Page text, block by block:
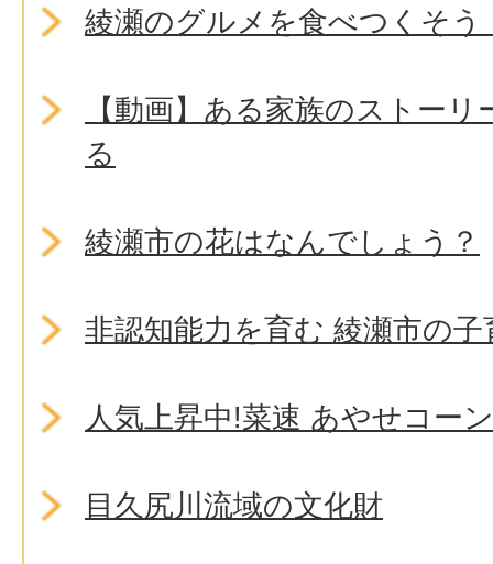
綾瀬のグルメを食べつくそう
【動画】ある家族のストー
る
綾瀬市の花はなんでしょう？
非認知能力を育む 綾瀬市の子
人気上昇中!菜速 あやせコーン
目久尻川流域の文化財